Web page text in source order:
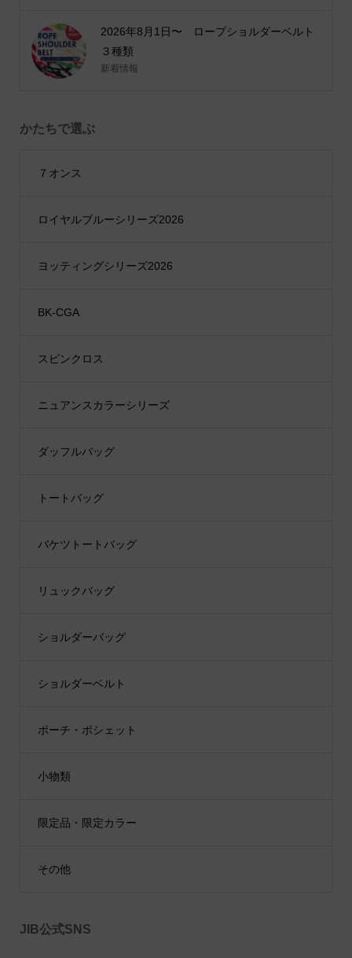
2026年8月1日〜 ロープショルダーベルト
３種類
新着情報
かたちで選ぶ
７オンス
ロイヤルブルーシリーズ2026
ヨッティングシリーズ2026
BK-CGA
スピンクロス
ニュアンスカラーシリーズ
ダッフルバッグ
トートバッグ
バケツトートバッグ
リュックバッグ
ショルダーバッグ
ショルダーベルト
ポーチ・ポシェット
小物類
限定品・限定カラー
その他
JIB公式SNS